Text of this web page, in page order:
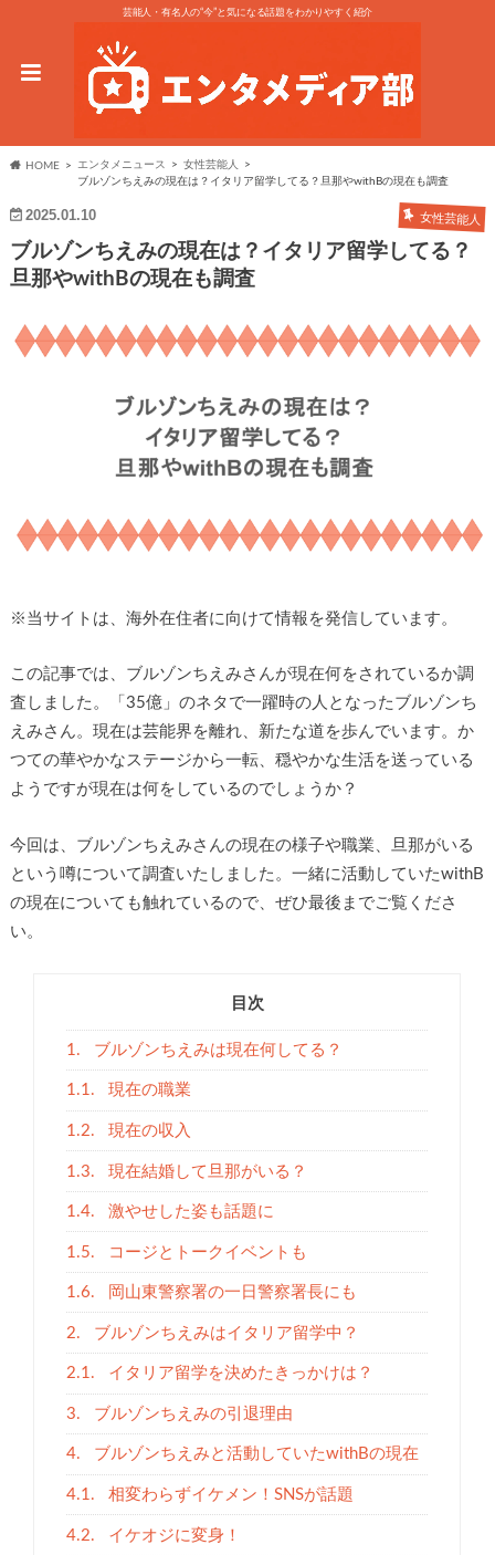
芸能人・有名人の“今”と気になる話題をわかりやすく紹介
HOME エンタメニュース
女性芸能人
ブルゾンちえみの現在は？イタリア留学してる？旦那やwithBの現在も調査
2025.01.10 女性芸能人
ブルゾンちえみの現在は？イタリア留学してる？
旦那やwithBの現在も調査
※ 当サイトは、海外在住者に向けて情報を発信しています。
この記事では、ブルゾンちえみさんが現在何をされているか調
査しました。「35億」のネタで一躍時の人となったブルゾンち
えみさん。現在は芸能界を離れ、新たな道を歩んでいます。か
つての華やかなステージから一転、穏やかな生活を送っている
ようですが現在は何をしているのでしょうか？
今回は、ブルゾンちえみさんの現在の様子や職業、旦那がいる
という噂について調査いたしました。一緒に活動していたwithB
の現在についても触れているので、ぜひ最後までご覧くださ
い。
目次
1. ブルゾンちえみは現在何してる？
1.1. 現在の職業
1.2. 現在の収入
1.3. 現在結婚して旦那がいる？
1.4. 激やせした姿も話題に
1.5. コージとトークイベントも
1.6. 岡山東警察署の一日警察署長にも
2. ブルゾンちえみはイタリア留学中？
2.1. イタリア留学を決めたきっかけは？
3. ブルゾンちえみの引退理由
4. ブルゾンちえみと活動していたwithBの現在
4.1. 相変わらずイケメン！SNSが話題
4.2. イケオジに変身！